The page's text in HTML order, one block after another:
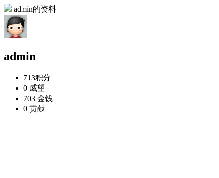
admin的资料
admin
713积分
0 威望
703 金钱
0 贡献